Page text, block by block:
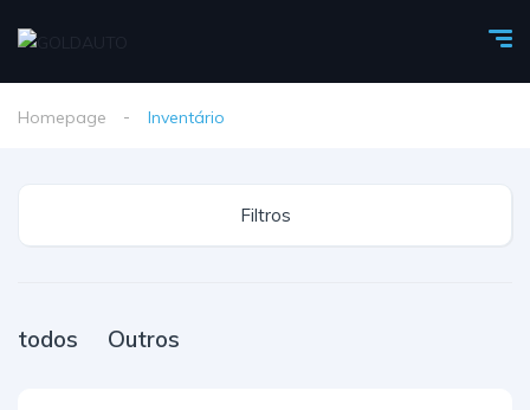
Homepage Inventário
Filtros
todos Outros